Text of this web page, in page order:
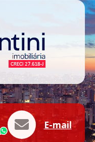
WhatsApp
E-mail